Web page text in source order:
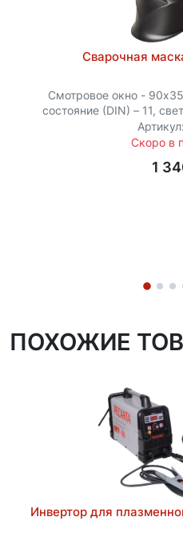
Сварочная
Смотровое окно -
состояние (DIN) – 11,
Скоро в
1
ПОХОЖИЕ
Инвертор для